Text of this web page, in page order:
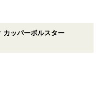
ッパーボルスター